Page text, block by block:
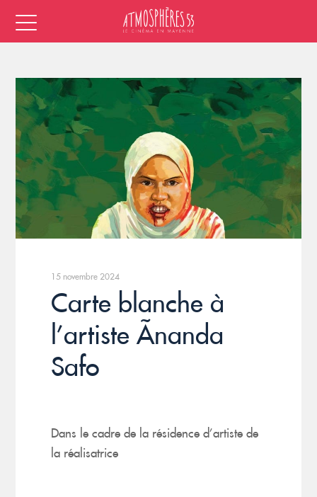
15 novembre 2024
Carte blanche à
l’artiste Ãnanda
Safo
Dans le cadre de la résidence d’artiste de
la réalisatrice